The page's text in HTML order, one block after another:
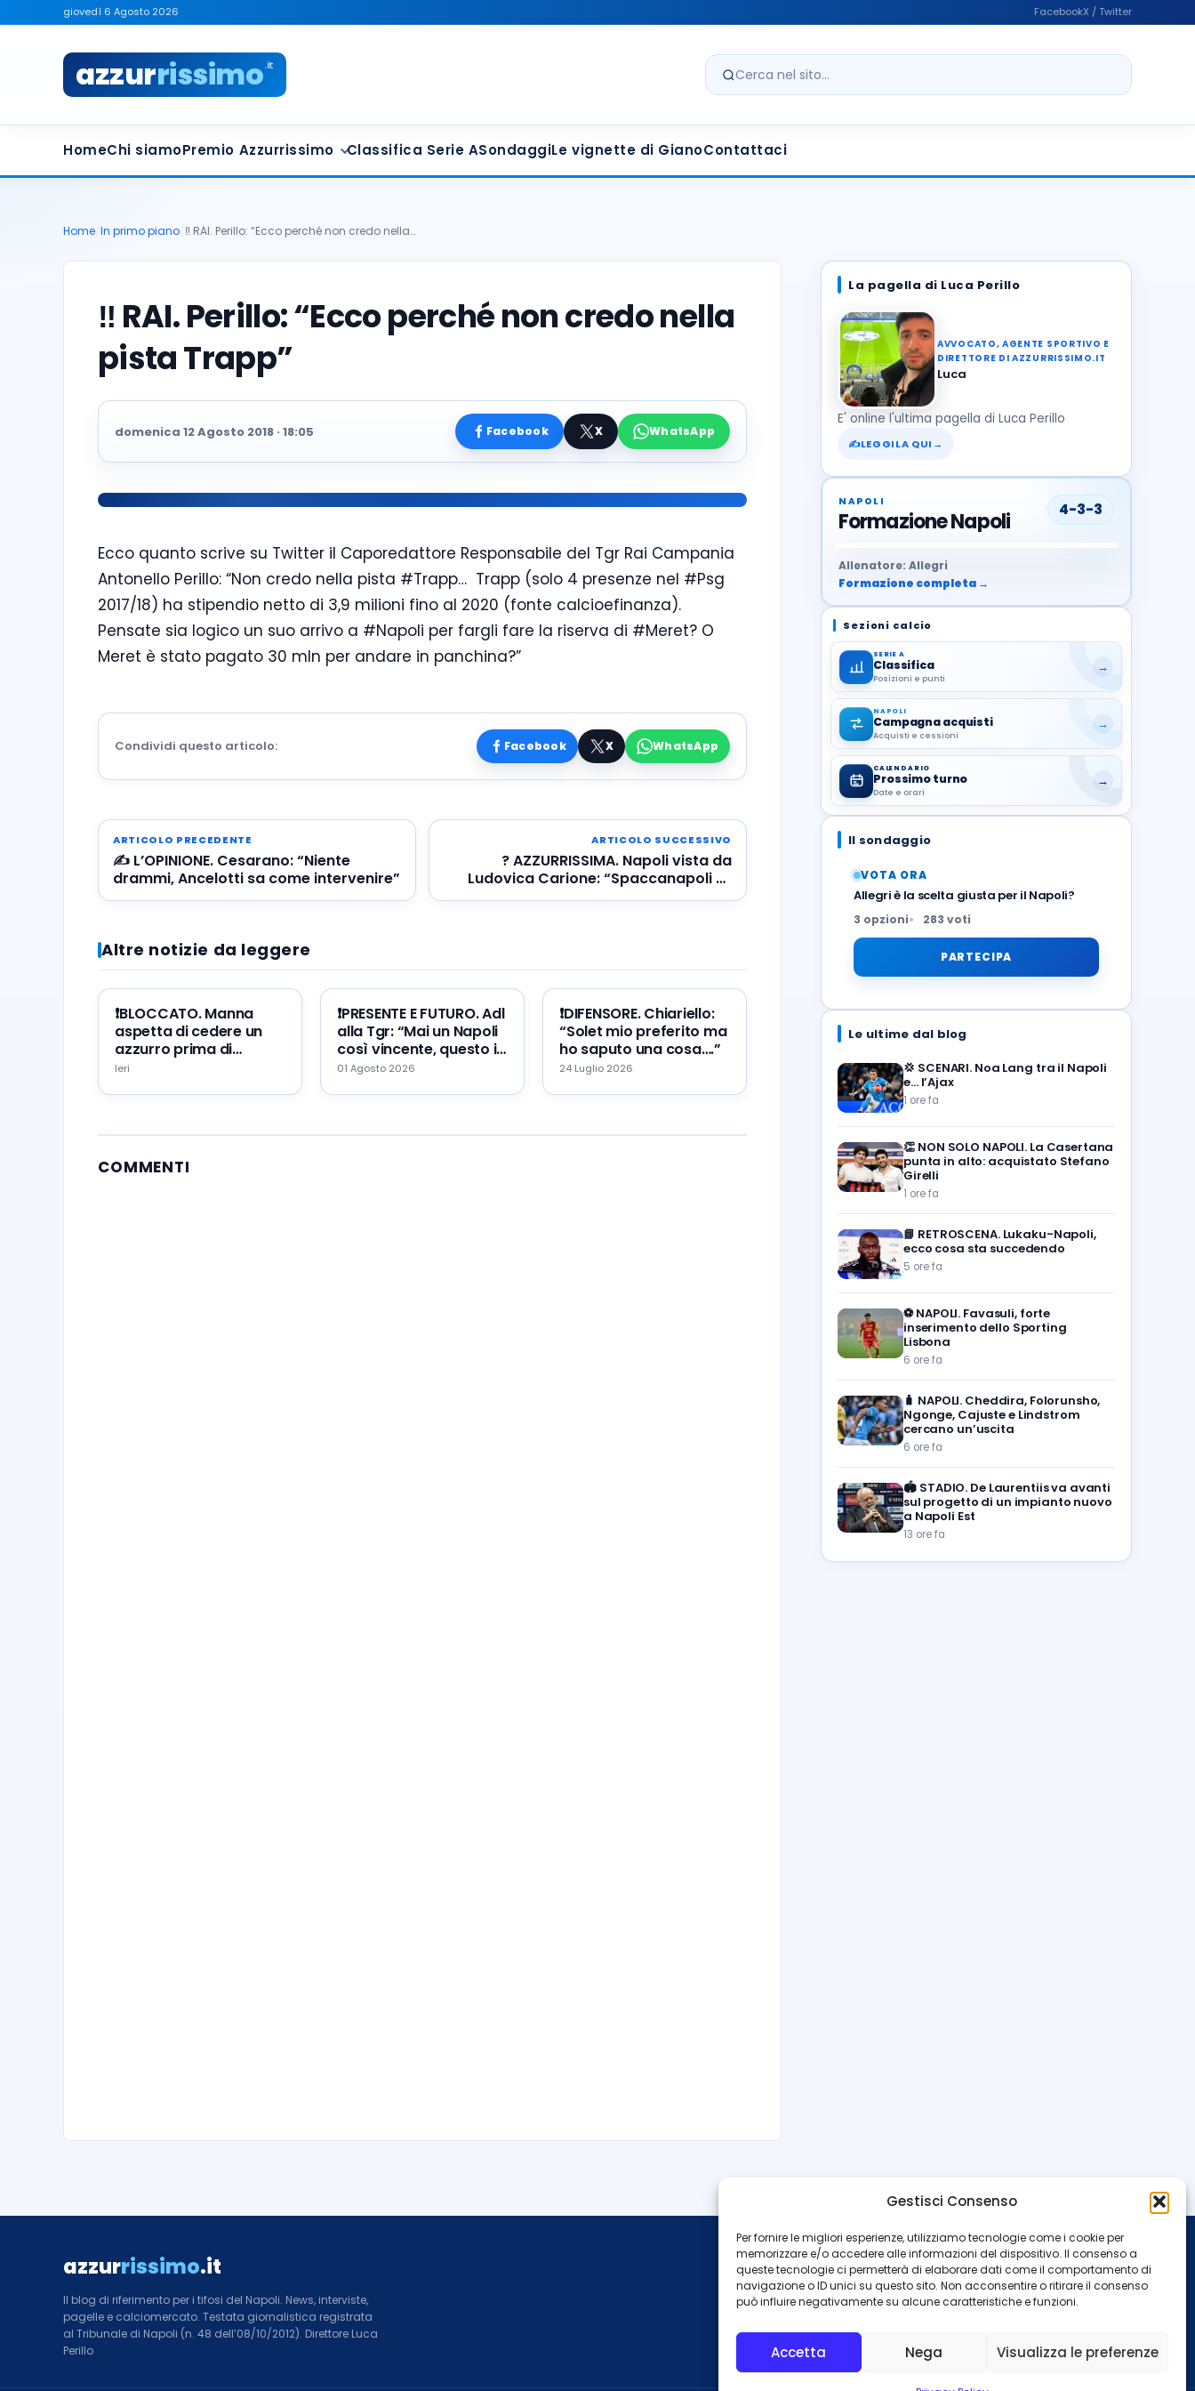
Gestisci Consenso
Per fornire le migliori esperienze, utilizziamo tecnologie come i cookie per
memorizzare e/o accedere alle informazioni del dispositivo. Il consenso a
queste tecnologie ci permetterà di elaborare dati come il comportamento di
navigazione o ID unici su questo sito. Non acconsentire o ritirare il consenso
può influire negativamente su alcune caratteristiche e funzioni.
Accetta Nega Visualizza le preferenze
giovedì 6 Agosto 2026 FacebookX / Twitter
azzurrissimo.it
Cerca nel sito
HomeChi siamoPremio Azzurrissimo Classifica Serie ASondaggiLe vignette di GianoContattaci
Home In primo piano ‼️ RAI. Perillo: “Ecco perché non credo nella…
‼️ RAI. Perillo: “Ecco perché non credo nella
pista Trapp”
domenica 12 Agosto 2018 · 18:05 Facebook X WhatsApp
Ecco quanto scrive su Twitter il Caporedattore Responsabile del Tgr Rai Campania
Antonello Perillo: “Non credo nella pista #Trapp… Trapp (solo 4 presenze nel #Psg
2017/18) ha stipendio netto di 3,9 milioni fino al 2020 (fonte calcioefinanza).
Pensate sia logico un suo arrivo a #Napoli per fargli fare la riserva di #Meret? O
Meret è stato pagato 30 mln per andare in panchina?”
Condividi questo articolo: Facebook X WhatsApp
ARTICOLO PRECEDENTE
✍️ L’OPINIONE. Cesarano: “Niente
drammi, Ancelotti sa come intervenire”
ARTICOLO SUCCESSIVO
? AZZURRISSIMA. Napoli vista da
Ludovica Carione: “Spaccanapoli e i
Quartieri Spagnoli nel culto di
Altre notizie da leggere
❗️BLOCCATO. Manna
aspetta di cedere un
azzurro prima di
portare Zeballos al
Ieri
❗️PRESENTE E FUTURO. Adl
alla Tgr: “Mai un Napoli
così vincente, questo il
mio errore ed il mio
01 Agosto 2026
❗️DIFENSORE. Chiariello:
“Solet mio preferito ma
ho saputo una cosa….”
24 Luglio 2026
COMMENTI
La pagella di Luca Perillo
AVVOCATO, AGENTE SPORTIVO E
DIRETTORE DI AZZURRISSIMO.IT
Luca
E' online l'ultima pagella di Luca Perillo
✍LEGGILA QUI →
NAPOLI
Formazione Napoli 4-3-3
Allenatore: Allegri
Formazione completa →
Sezioni calcio
SERIE A
Classifica
Posizioni e punti
→
NAPOLI
Campagna acquisti
Acquisti e cessioni
→
CALENDARIO
Prossimo turno
Date e orari
→
Il sondaggio
VOTA ORA
Allegri è la scelta giusta per il Napoli?
3 opzioni 283 voti
PARTECIPA
Le ultime dal blog
💢 SCENARI. Noa Lang tra il Napoli
e… l’Ajax
1 ore fa
👏 NON SOLO NAPOLI. La Casertana
punta in alto: acquistato Stefano
Girelli
1 ore fa
📘 RETROSCENA. Lukaku-Napoli,
ecco cosa sta succedendo
5 ore fa
⚽️ NAPOLI. Favasuli, forte
inserimento dello Sporting
Lisbona
6 ore fa
🧳 NAPOLI. Cheddira, Folorunsho,
Ngonge, Cajuste e Lindstrom
cercano un’uscita
6 ore fa
🏟️ STADIO. De Laurentiis va avanti
sul progetto di un impianto nuovo
a Napoli Est
13 ore fa
azzurrissimo.it
Il blog di riferimento per i tifosi del Napoli. News, interviste,
pagelle e calciomercato. Testata giornalistica registrata
al Tribunale di Napoli (n. 48 dell’08/10/2012). Direttore Luca
Perillo
INFO
Redazione
Contattaci